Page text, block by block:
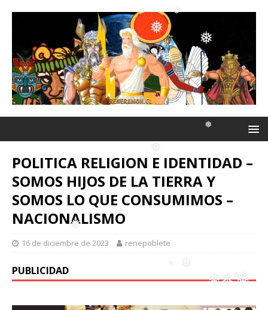
❅ ❅
❅
❅
❅
❅
❅
POLITICA RELIGION E IDENTIDAD –
SOMOS HIJOS DE LA TIERRA Y
SOMOS LO QUE CONSUMIMOS –
NACIONALISMO
16 de diciembre de 2023 renepoblete
PUBLICIDAD